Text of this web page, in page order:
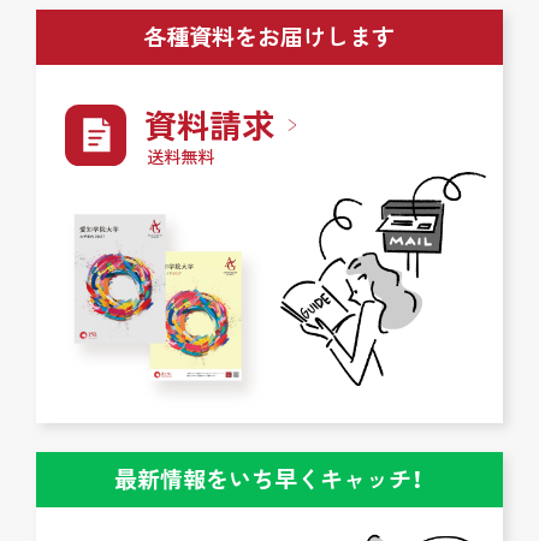
各種資料をお届けします
資料請求
送料無料
最新情報をいち早くキャッチ！